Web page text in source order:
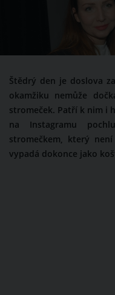
Štědrý den je doslova
okamžiku nemůže
stromeček. Patří k nim i
na Instagramu
stromečkem, který
vypadá dokonce jako